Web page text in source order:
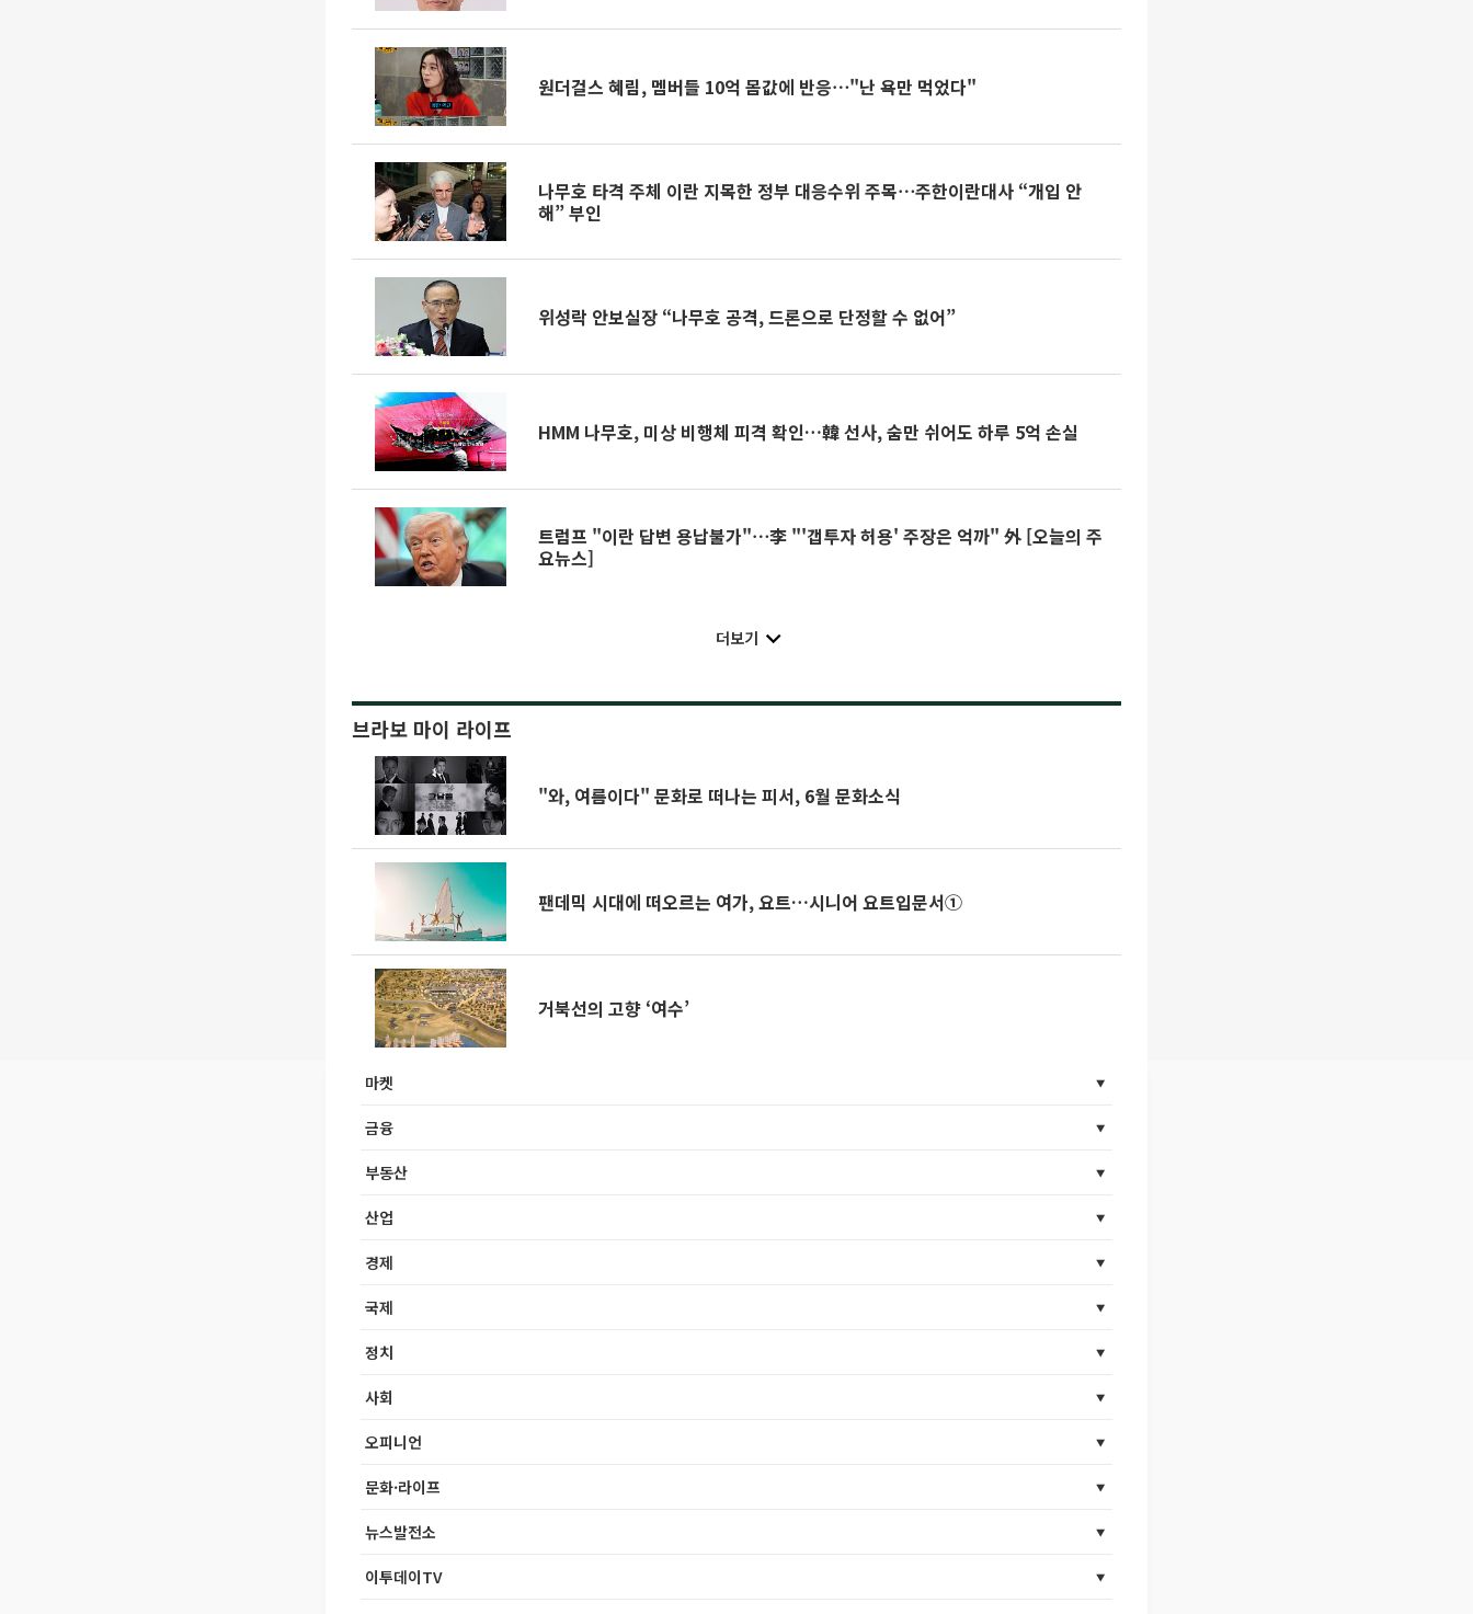
원더걸스 혜림, 멤버들 10억 몸값에 반응⋯"난 욕만 먹었다"
나무호 타격 주체 이란 지목한 정부 대응수위 주목⋯주한이란대사 “개입 안
해” 부인
위성락 안보실장 “나무호 공격, 드론으로 단정할 수 없어”
HMM 나무호, 미상 비행체 피격 확인…韓 선사, 숨만 쉬어도 하루 5억 손실
트럼프 "이란 답변 용납불가"⋯李 "'갭투자 허용' 주장은 억까" 外 [오늘의 주
요뉴스]
더보기
브라보 마이 라이프
"와, 여름이다" 문화로 떠나는 피서, 6월 문화소식
팬데믹 시대에 떠오르는 여가, 요트…시니어 요트입문서①
거북선의 고향 ‘여수’
마켓
금융
부동산
산업
경제
국제
정치
사회
오피니언
문화·라이프
뉴스발전소
이투데이TV